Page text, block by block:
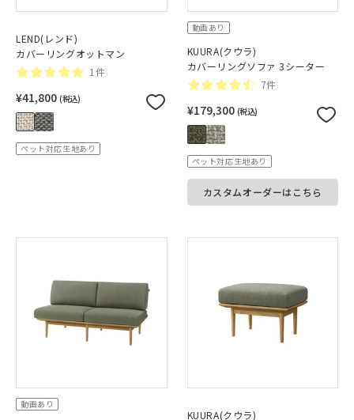
LEND(レンド)
カバーリングオットマン
1件
¥41,800 (税込)
ペット対応生地あり
動画あり
KUURA(クウラ)
カバーリングソファ 3シーター
7件
¥179,300 (税込)
ペット対応生地あり
カスタムオーダーはこちら
動画あり
KUURA(クウラ)